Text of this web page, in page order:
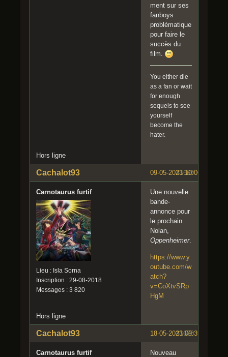
ment sur ses
fanboys
problématique
pour faire le
succès du
film.
You either die
as a fan or wait
for enough
sequels to see
yourself
become the
hater.
Hors ligne
#1669
09-05-2023 10:06:53
Cachalot93
Carnotaurus furtif
Lieu : Isla Sorna
Inscription : 29-08-2018
Messages : 3 820
Une nouvelle
bande-
annonce pour
le prochain
Nolan,
Oppenheimer.
https://www.y
outube.com/w
atch?
v=CoXtvSRp
HgM
Hors ligne
#1670
18-05-2023 09:39:41
Cachalot93
Carnotaurus furtif
Nouveau